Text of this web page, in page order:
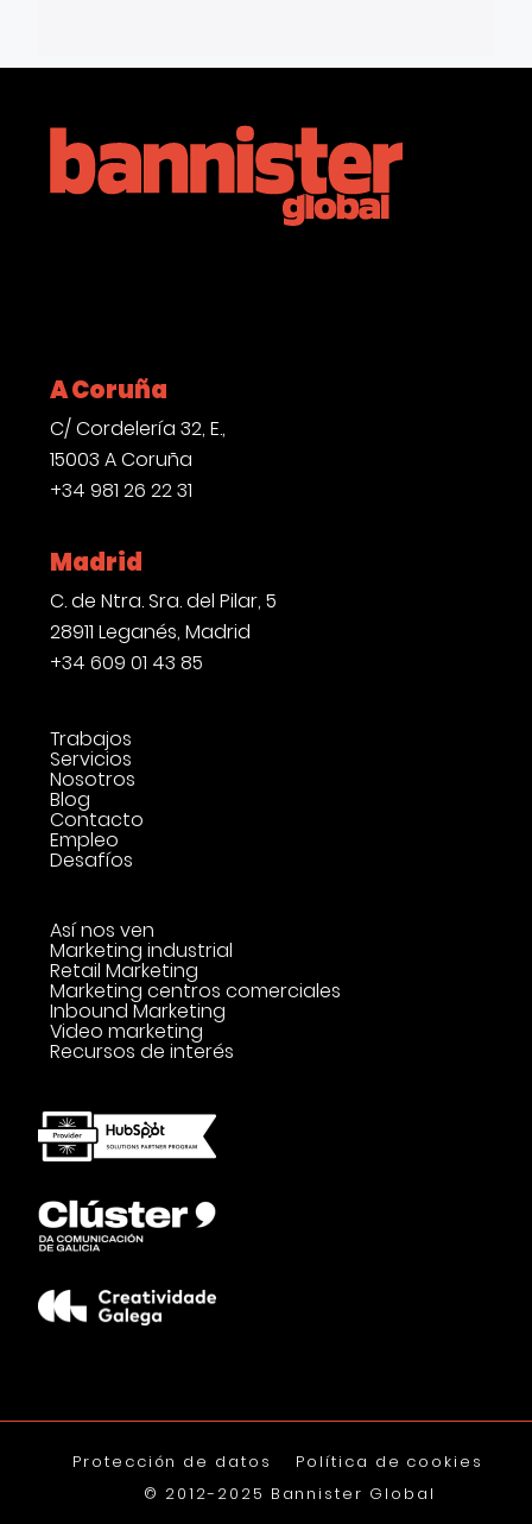
A Coruña
C/ Cordelería 32, E.,
15003 A Coruña
+34 981 26 22 31
Madrid
C. de Ntra. Sra. del Pilar, 5
28911 Leganés, Madrid
+34 609 01 43 85
Trabajos
Servicios
Nosotros
Blog
Contacto
Empleo
Desafíos
Así nos ven
Marketing industrial
Retail Marketing
Marketing centros comerciales
Inbound Marketing
Video marketing
Recursos de interés
Protección de datos
Política de cookies
© 2012-2025 Bannister Global